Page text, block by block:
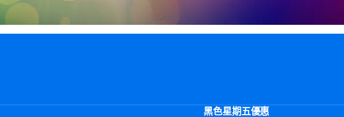
黑色星期五優惠